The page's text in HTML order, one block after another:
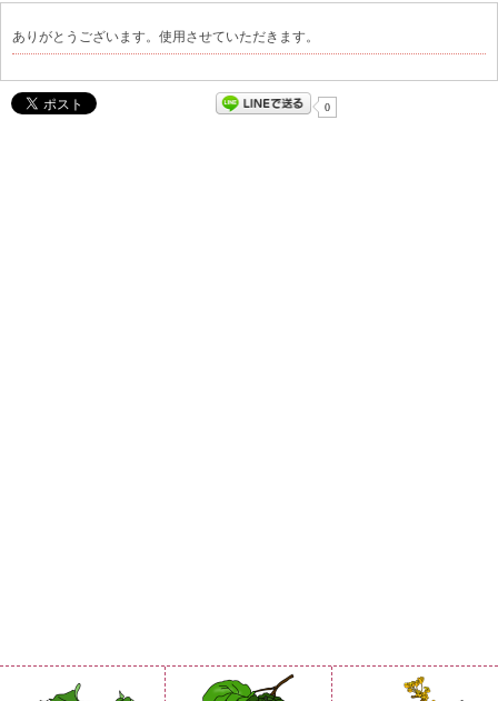
ありがとうございます。使用させていただきます。
0